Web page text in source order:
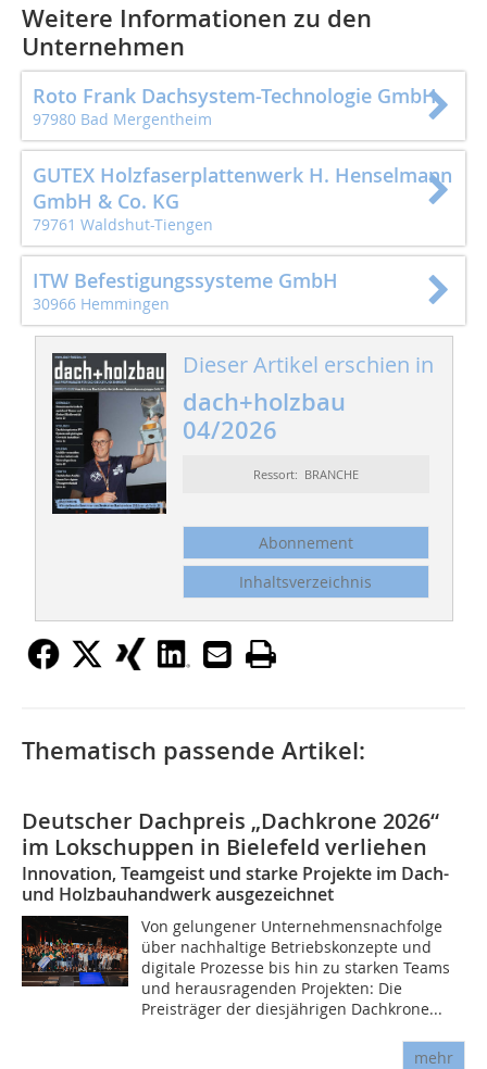
Weitere Informationen zu den
Unternehmen
Roto Frank Dachsystem-Technologie GmbH
97980 Bad Mergentheim
GUTEX Holzfaserplattenwerk H. Henselmann
GmbH & Co. KG
79761 Waldshut-Tiengen
ITW Befestigungssysteme GmbH
30966 Hemmingen
Dieser Artikel erschien in
dach+holzbau
04/2026
Ressort: BRANCHE
Abonnement
Inhaltsverzeichnis
Thematisch passende Artikel:
Deutscher Dachpreis „Dachkrone 2026“
im Lokschuppen in Bielefeld verliehen
Innovation, Teamgeist und starke Projekte im Dach-
und Holzbauhandwerk ausgezeichnet
Von gelungener Unternehmensnachfolge
über nachhaltige Betriebskonzepte und
digitale Prozesse bis hin zu starken Teams
und herausragenden Projekten: Die
Preisträger der diesjährigen Dachkrone...
mehr